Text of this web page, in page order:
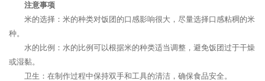
注意事项
米的选择：米的种类对饭团的口感影响很大，尽量选择口感粘稠的米
种。
水的比例：水的比例可以根据米的种类适当调整，避免饭团过于干燥
或湿黏。
卫生：在制作过程中保持双手和工具的清洁，确保食品安全。